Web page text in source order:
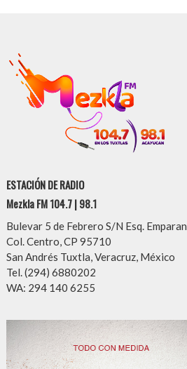
ESTACIÓN DE RADIO
Mezkla FM 104.7 | 98.1
Bulevar 5 de Febrero S/N Esq. Emparan
Col. Centro, CP 95710
San Andrés Tuxtla, Veracruz, México
Tel. (294) 6880202
WA: 294 140 6255